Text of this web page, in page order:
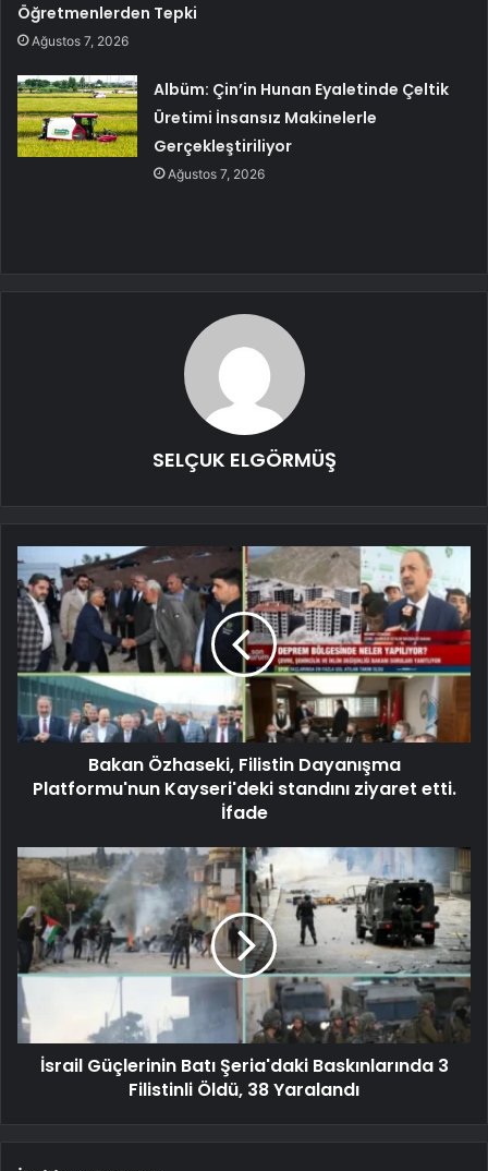
Öğretmenlerden Tepki
Ağustos 7, 2026
Albüm: Çin’in Hunan Eyaletinde Çeltik
Üretimi İnsansız Makinelerle
Gerçekleştiriliyor
Ağustos 7, 2026
SELÇUK ELGÖRMÜŞ
Bakan Özhaseki, Filistin Dayanışma
Platformu'nun Kayseri'deki standını ziyaret etti.
İfade
İsrail Güçlerinin Batı Şeria'daki Baskınlarında 3
Filistinli Öldü, 38 Yaralandı